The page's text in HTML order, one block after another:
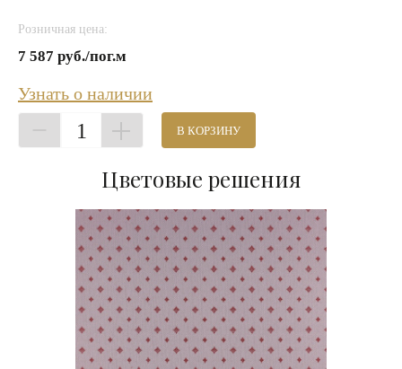
Розничная цена:
7 587 руб./пог.м
Узнать о наличии
1 В КОРЗИНУ
Цветовые решения